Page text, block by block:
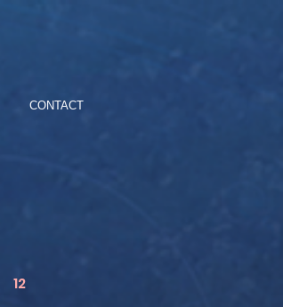
CONTACT
12